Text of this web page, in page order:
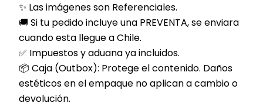
✨ Las imágenes son Referenciales.
🚚 Si tu pedido incluye una PREVENTA, se enviara
cuando esta llegue a Chile.
✅ Impuestos y aduana ya incluidos.
📦 Caja (Outbox): Protege el contenido. Daños
estéticos en el empaque no aplican a cambio o
devolución.